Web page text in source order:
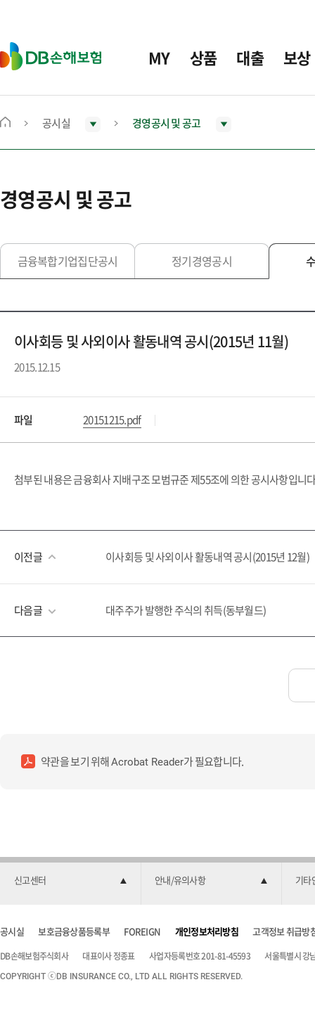
D
B
보
MY 상품 대출 보상
메
으
로
동
공시실 경영공시 및 공고
경영공시 및 공고
금융복합기업집단공시 정기경영공시
이사회등 및 사외이사 활동내역 공시(2015년 11월)
2015.12.15
파일 20151215.pdf
첨부된 내용은 금융회사 지배구조 모범규준 제55조에 의한 공시사항입니
이전글 이사회등 및 사외이사 활동내역 공시(2015년 12월)
다음글 대주주가 발행한 주식의 취득(동부월드)
약관을 보기 위해Acrobat Reader가 필요합니다.
신고센터 안내/유의사항 기타
공시실 보호금융상품등록부 FOREIGN 개인정보처리방침 고객정보 취급방
DB손해보험주식회사 대표이사 정종표 사업자등록번호 201-81-45593 서울특별시 강
COPYRIGHT ⓒDB INSURANCE CO., LTD ALL RIGHTS RESERVED.